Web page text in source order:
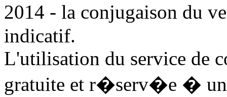
2014 - la conjugaison du
indicatif.
L'utilisation du service de
gratuite et r�serv�e � un